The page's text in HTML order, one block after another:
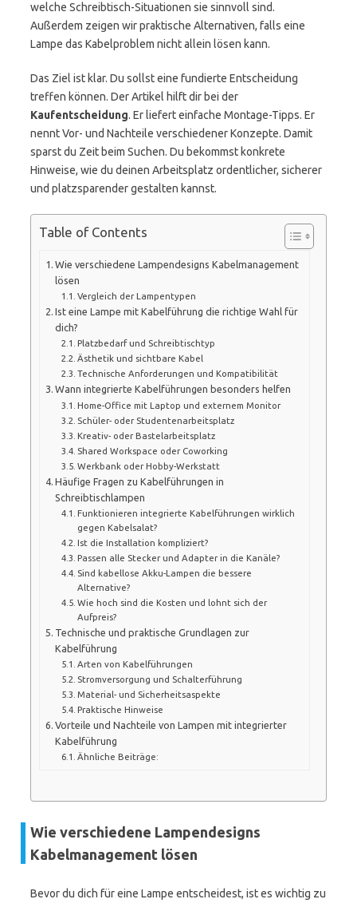
welche Schreibtisch-Situationen sie sinnvoll sind.
Außerdem zeigen wir praktische Alternativen, falls eine
Lampe das Kabelproblem nicht allein lösen kann.
Das Ziel ist klar. Du sollst eine fundierte Entscheidung
treffen können. Der Artikel hilft dir bei der
Kaufentscheidung. Er liefert einfache Montage-Tipps. Er
nennt Vor- und Nachteile verschiedener Konzepte. Damit
sparst du Zeit beim Suchen. Du bekommst konkrete
Hinweise, wie du deinen Arbeitsplatz ordentlicher, sicherer
und platzsparender gestalten kannst.
Table of Contents
Wie verschiedene Lampendesigns Kabelmanagement
lösen
Vergleich der Lampentypen
Ist eine Lampe mit Kabelführung die richtige Wahl für
dich?
Platzbedarf und Schreibtischtyp
Ästhetik und sichtbare Kabel
Technische Anforderungen und Kompatibilität
Wann integrierte Kabelführungen besonders helfen
Home-Office mit Laptop und externem Monitor
Schüler- oder Studentenarbeitsplatz
Kreativ- oder Bastelarbeitsplatz
Shared Workspace oder Coworking
Werkbank oder Hobby-Werkstatt
Häufige Fragen zu Kabelführungen in
Schreibtischlampen
Funktionieren integrierte Kabelführungen wirklich
gegen Kabelsalat?
Ist die Installation kompliziert?
Passen alle Stecker und Adapter in die Kanäle?
Sind kabellose Akku-Lampen die bessere
Alternative?
Wie hoch sind die Kosten und lohnt sich der
Aufpreis?
Technische und praktische Grundlagen zur
Kabelführung
Arten von Kabelführungen
Stromversorgung und Schalterführung
Material- und Sicherheitsaspekte
Praktische Hinweise
Vorteile und Nachteile von Lampen mit integrierter
Kabelführung
Ähnliche Beiträge:
Wie verschiedene Lampendesigns
Kabelmanagement lösen
Bevor du dich für eine Lampe entscheidest, ist es wichtig zu